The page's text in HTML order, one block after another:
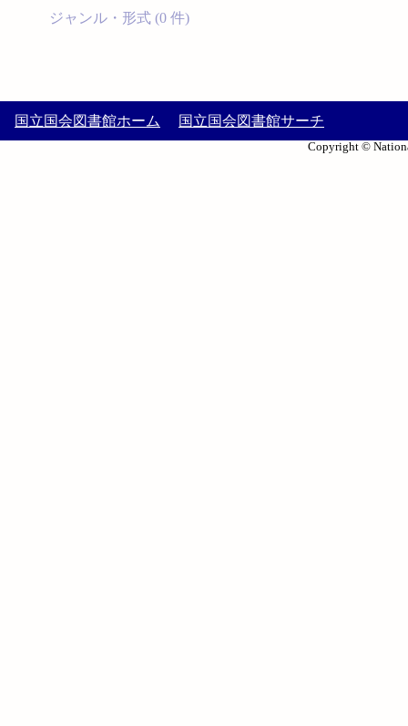
ジャンル・形式 (0 件)
国立国会図書館ホーム 国立国会図書館サーチ
Copyright ©